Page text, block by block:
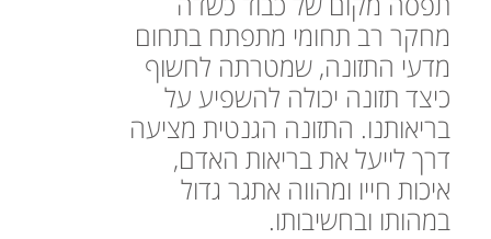
מחקר רב תחומי מתפתח בתחום
מדעי התזונה, שמטרתה לחשוף
כיצד תזונה יכולה להשפיע על
בריאותנו. התזונה הגנטית מציעה
דרך לייעל את בריאות האדם,
איכות חייו ומהווה אתגר גדול
במהותו ובחשיבותו.